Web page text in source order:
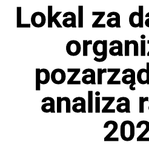
Lokal za
analiza